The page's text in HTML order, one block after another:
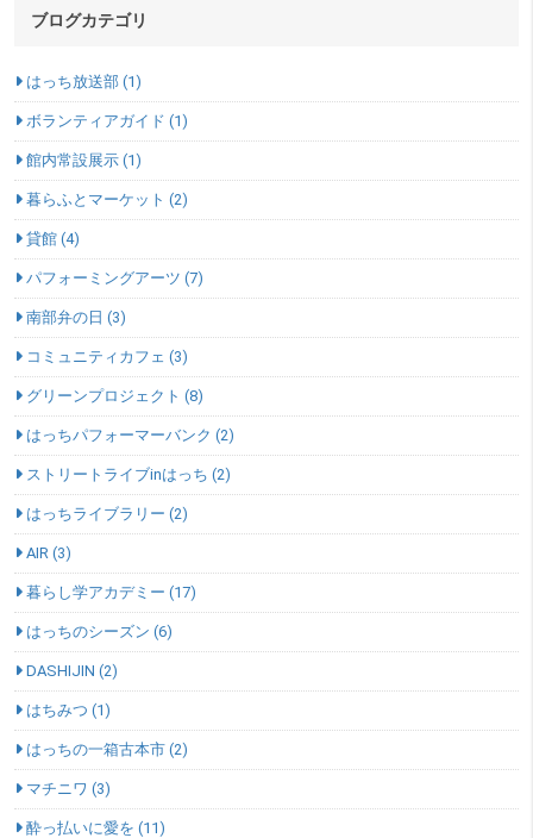
ブログカテゴリ
はっち放送部 (1)
ボランティアガイド (1)
館内常設展示 (1)
暮らふとマーケット (2)
貸館 (4)
パフォーミングアーツ (7)
南部弁の日 (3)
コミュニティカフェ (3)
グリーンプロジェクト (8)
はっちパフォーマーバンク (2)
ストリートライブinはっち (2)
はっちライブラリー (2)
AIR (3)
暮らし学アカデミー (17)
はっちのシーズン (6)
DASHIJIN (2)
はちみつ (1)
はっちの一箱古本市 (2)
マチニワ (3)
酔っ払いに愛を (11)